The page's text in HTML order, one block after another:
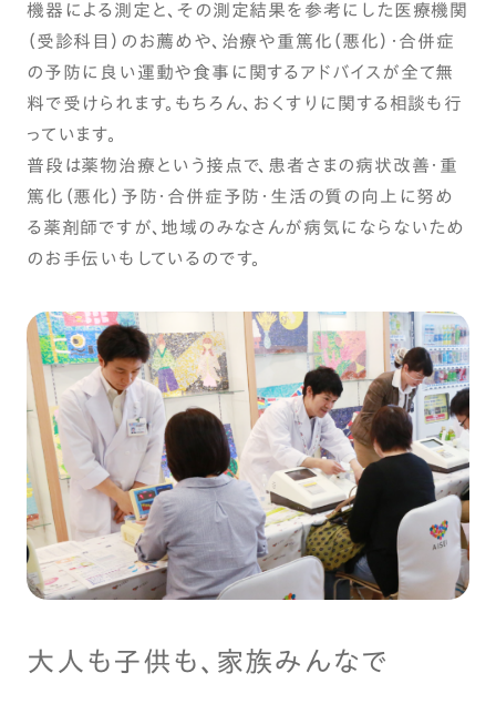
機器による測定と、その測定結果を参考にした医療機関
（受診科目）のお薦めや、治療や重篤化（悪化）・合併症
の予防に良い運動や食事に関するアドバイスが全て無
料で受けられます。もちろん、おくすりに関する相談も行
っています。
普段は薬物治療という接点で、患者さまの病状改善･重
篤化（悪化）予防・合併症予防・生活の質の向上に努め
る薬剤師ですが、地域のみなさんが病気にならないため
のお手伝いもしているのです。
大人も子供も、家族みんなで